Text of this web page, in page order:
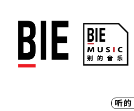
听的